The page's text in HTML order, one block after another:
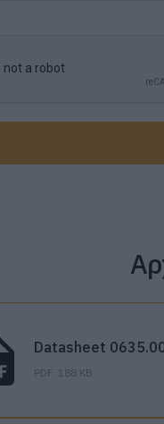
Datasheet
PDF 188 KB